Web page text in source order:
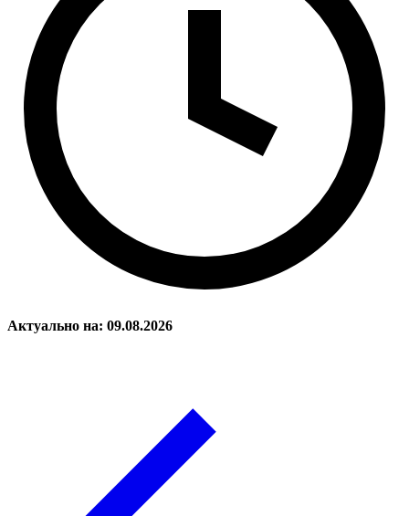
Актуально на: 09.08.2026